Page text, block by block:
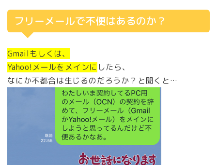
フリーメールで不便はあるのか？
Gmailもしくは、
Yahoo!メールをメインに したら、
なにか不都合は生じるのだろうか？と聞くと…